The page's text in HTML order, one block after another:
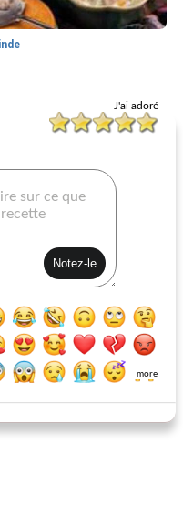
de maïs pays
J'ai adoré
more